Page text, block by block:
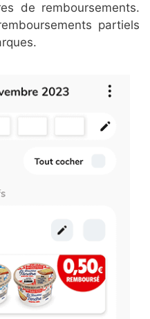
de remboursements.
partiels